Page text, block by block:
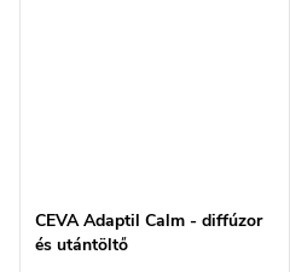
CEVA Adaptil Calm - diffúzor
és utántöltő